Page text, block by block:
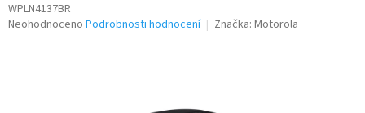
WPLN4137BR
Průměrné
Neohodnoceno Podrobnosti hodnocení Značka: Motorola